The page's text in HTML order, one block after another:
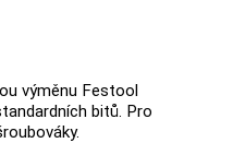
výměnu Festool
bitů. Pro